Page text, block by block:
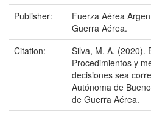
Publisher:
Fuerza Aérea
Guerra Aérea.
Citation:
Silva, M. A. (2020).
Procedimientos y
decisiones sea
Autónoma de
de Guerra Aérea.